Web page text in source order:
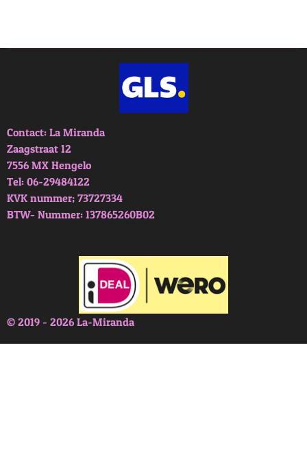
Contact: La Miranda
Zaagstraat 12
7556 MX Hengelo
Tel: 06-29484122
KVK nummer; 73727334
BTW- Nummer: 137865260B02
© 2019 - 2026 La-Miranda